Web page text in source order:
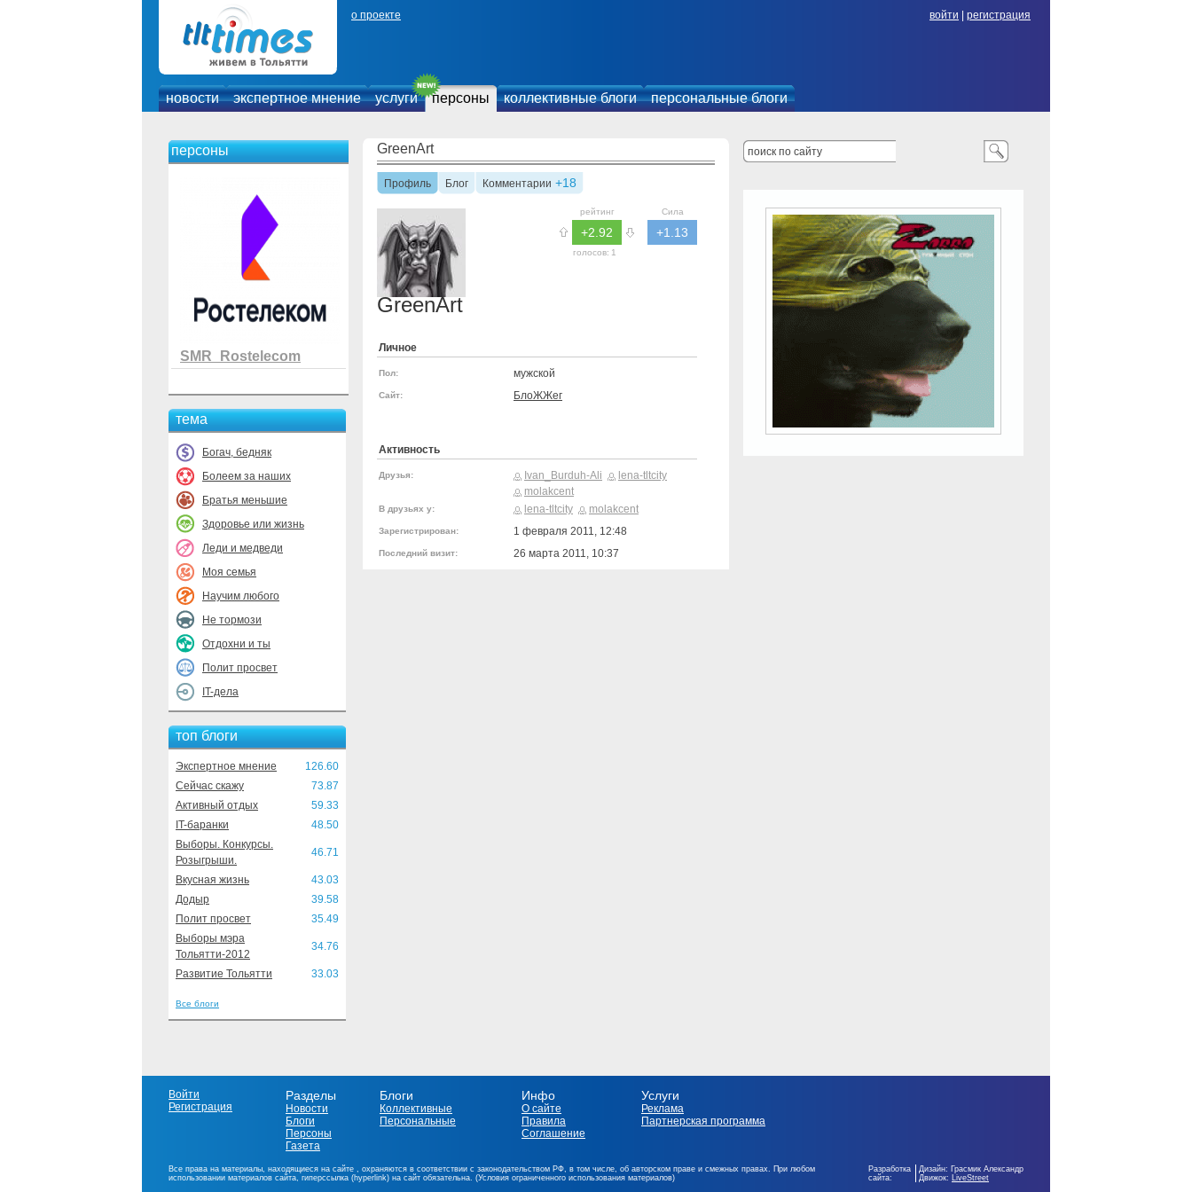
о проекте войти регистрация
новости экспертное мнение услуги персоны коллективные блоги персональные блоги
персоны
SMR_Rostelecom
тема
Богач, бедняк
Болеем за наших
Братья меньшие
Здоровье или жизнь
Леди и медведи
Моя семья
Научим любого
Не тормози
Отдохни и ты
Полит просвет
IT-дела
топ блоги
Экспертное мнение
126.60
Сейчас скажу
73.87
Активный отдых
59.33
IT-баранки
48.50
Выборы. Конкурсы.
Розыгрыши.
46.71
Вкусная жизнь
43.03
Додыр
39.58
Полит просвет
35.49
Выборы мэра
Тольятти-2012
34.76
Развитие Тольятти 33.03
Все блоги
GreenArt
Профиль Блог Комментарии +18
Сила
+1.13
рейтинг
+2.92
голосов: 1
GreenArt
Личное
Пол: мужской
Сайт: БлоЖЖег
Активность
Друзья: Ivan_Burduh-Ali
lena-tltcity
molakcent
В друзьях у: lena-tltcity molakcent
Зарегистрирован: 1 февраля 2011, 12:48
Последний визит: 26 марта 2011, 10:37
Войти
Регистрация
Разделы
Новости
Блоги
Персоны
Газета
Блоги
Коллективные
Персональные
Инфо
О сайте
Правила
Соглашение
Услуги
Реклама
Партнерская программа
Все права на материалы, находящиеся на сайте , охраняются в соответствии с законодательством РФ, в том числе, об авторском праве и смежных правах. При любом
использовании материалов сайта, гиперссылка (hyperlink) на сайт обязательна. (Условия ограниченного использования материалов)
Разработка
сайта:
Дизайн: Грасмик Александр
Движок: LiveStreet